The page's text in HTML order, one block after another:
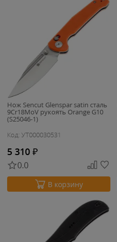
Нож Sencut Glenspar satin сталь
9Cr18MoV рукоять Orange G10
(S25046-1)
Код: УТ000030531
5 310 ₽
0.0
В корзину